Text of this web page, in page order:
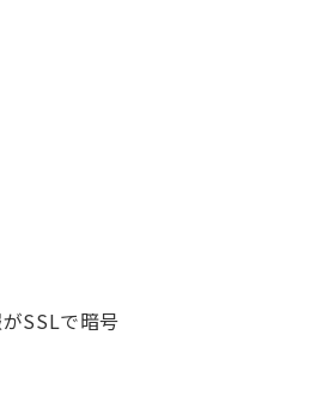
SSLで暗号